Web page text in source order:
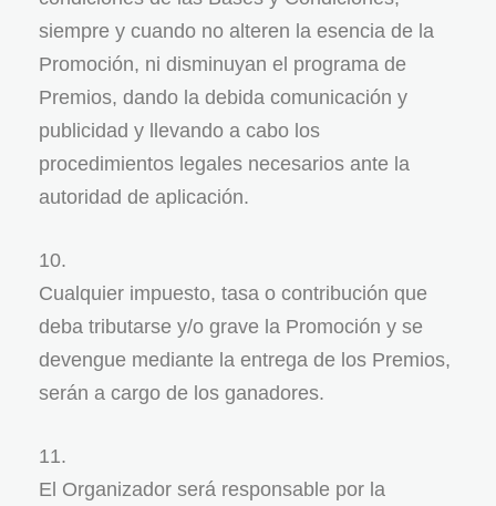
siempre y cuando no alteren la esencia de la
Promoción, ni disminuyan el programa de
Premios, dando la debida comunicación y
publicidad y llevando a cabo los
procedimientos legales necesarios ante la
autoridad de aplicación.
Cualquier impuesto, tasa o contribución que
deba tributarse y/o grave la Promoción y se
devengue mediante la entrega de los Premios,
serán a cargo de los ganadores.
El Organizador será responsable por la